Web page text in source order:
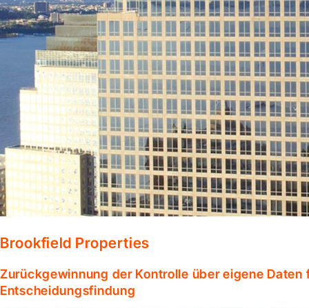
Brookfield Properties
Zurückgewinnung der Kontrolle über eigene Daten
Entscheidungsfindung